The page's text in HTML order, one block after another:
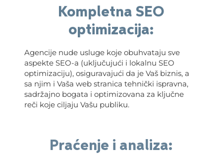
Kompletna SEO
optimizacija:
Agencije nude usluge koje obuhvataju sve
aspekte SEO-a (uključujući i lokalnu SEO
optimizaciju), osiguravajući da je Vaš biznis, a
sa njim i Vaša web stranica tehnički ispravna,
sadržajno bogata i optimizovana za ključne
reči koje ciljaju Vašu publiku.
Praćenje i analiza: